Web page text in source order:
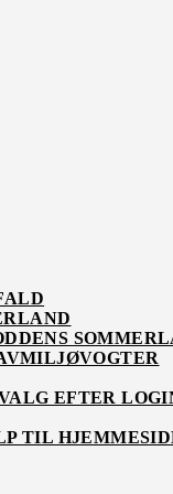
EFTER
TIL